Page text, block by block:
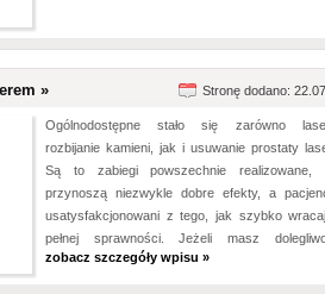
» Stronę dodano:
Ogólnodostępne stało się zarówno
rozbijanie kamieni, jak i usuwanie prostaty
Są to zabiegi powszechnie realizowane,
przynoszą niezwykle dobre efekty, a
usatysfakcjonowani z tego, jak szybko
pełnej sprawności. Jeżeli masz
zobacz szczegóły wpisu »